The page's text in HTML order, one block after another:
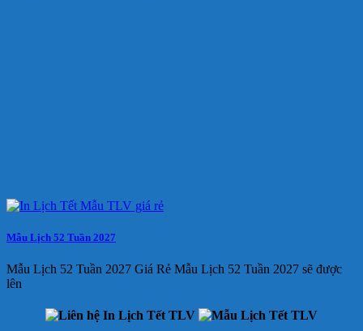
Mẫu Lịch 52 Tuần 2027
Mẫu Lịch 52 Tuần 2027 Giá Rẻ Mẫu Lịch 52 Tuần 2027 sẽ được
lên